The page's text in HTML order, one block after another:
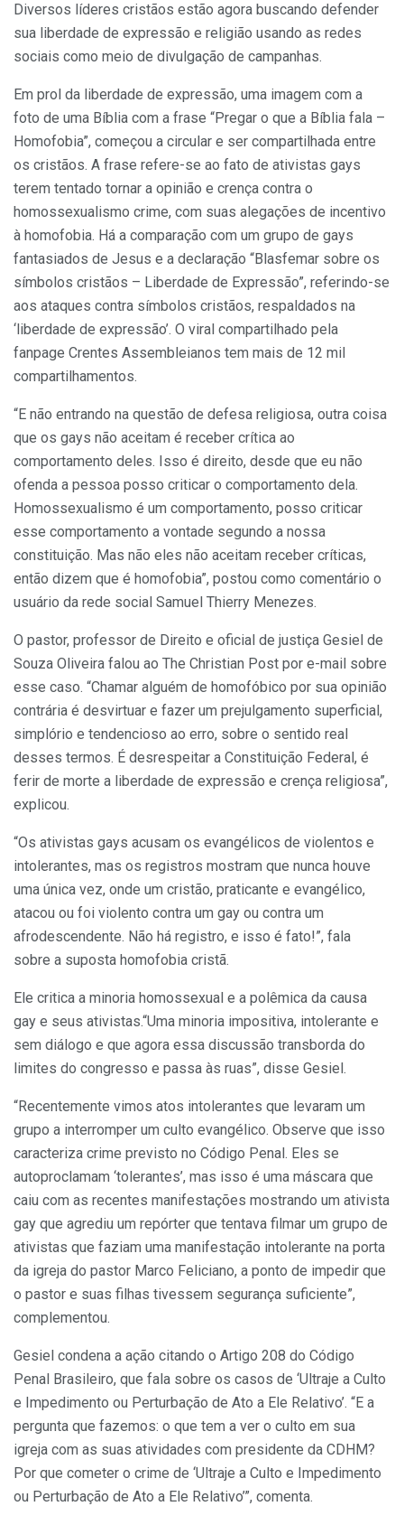
Diversos líderes cristãos estão agora buscando defender
sua liberdade de expressão e religião usando as redes
sociais como meio de divulgação de campanhas.
Em prol da liberdade de expressão, uma imagem com a
foto de uma Bíblia com a frase “Pregar o que a Bíblia fala –
Homofobia”, começou a circular e ser compartilhada entre
os cristãos. A frase refere-se ao fato de ativistas gays
terem tentado tornar a opinião e crença contra o
homossexualismo crime, com suas alegações de incentivo
à homofobia. Há a comparação com um grupo de gays
fantasiados de Jesus e a declaração “Blasfemar sobre os
símbolos cristãos – Liberdade de Expressão”, referindo-se
aos ataques contra símbolos cristãos, respaldados na
‘liberdade de expressão’. O viral compartilhado pela
fanpage Crentes Assembleianos tem mais de 12 mil
compartilhamentos.
“E não entrando na questão de defesa religiosa, outra coisa
que os gays não aceitam é receber crítica ao
comportamento deles. Isso é direito, desde que eu não
ofenda a pessoa posso criticar o comportamento dela.
Homossexualismo é um comportamento, posso criticar
esse comportamento a vontade segundo a nossa
constituição. Mas não eles não aceitam receber críticas,
então dizem que é homofobia”, postou como comentário o
usuário da rede social Samuel Thierry Menezes.
O pastor, professor de Direito e oficial de justiça Gesiel de
Souza Oliveira falou ao The Christian Post por e-mail sobre
esse caso. “Chamar alguém de homofóbico por sua opinião
contrária é desvirtuar e fazer um prejulgamento superficial,
simplório e tendencioso ao erro, sobre o sentido real
desses termos. É desrespeitar a Constituição Federal, é
ferir de morte a liberdade de expressão e crença religiosa”,
explicou.
“Os ativistas gays acusam os evangélicos de violentos e
intolerantes, mas os registros mostram que nunca houve
uma única vez, onde um cristão, praticante e evangélico,
atacou ou foi violento contra um gay ou contra um
afrodescendente. Não há registro, e isso é fato!”, fala
sobre a suposta homofobia cristã.
Ele critica a minoria homossexual e a polêmica da causa
gay e seus ativistas.“Uma minoria impositiva, intolerante e
sem diálogo e que agora essa discussão transborda do
limites do congresso e passa às ruas”, disse Gesiel.
“Recentemente vimos atos intolerantes que levaram um
grupo a interromper um culto evangélico. Observe que isso
caracteriza crime previsto no Código Penal. Eles se
autoproclamam ‘tolerantes’, mas isso é uma máscara que
caiu com as recentes manifestações mostrando um ativista
gay que agrediu um repórter que tentava filmar um grupo de
ativistas que faziam uma manifestação intolerante na porta
da igreja do pastor Marco Feliciano, a ponto de impedir que
o pastor e suas filhas tivessem segurança suficiente”,
complementou.
Gesiel condena a ação citando o Artigo 208 do Código
Penal Brasileiro, que fala sobre os casos de ‘Ultraje a Culto
e Impedimento ou Perturbação de Ato a Ele Relativo’. “E a
pergunta que fazemos: o que tem a ver o culto em sua
igreja com as suas atividades com presidente da CDHM?
Por que cometer o crime de ‘Ultraje a Culto e Impedimento
ou Perturbação de Ato a Ele Relativo’”, comenta.